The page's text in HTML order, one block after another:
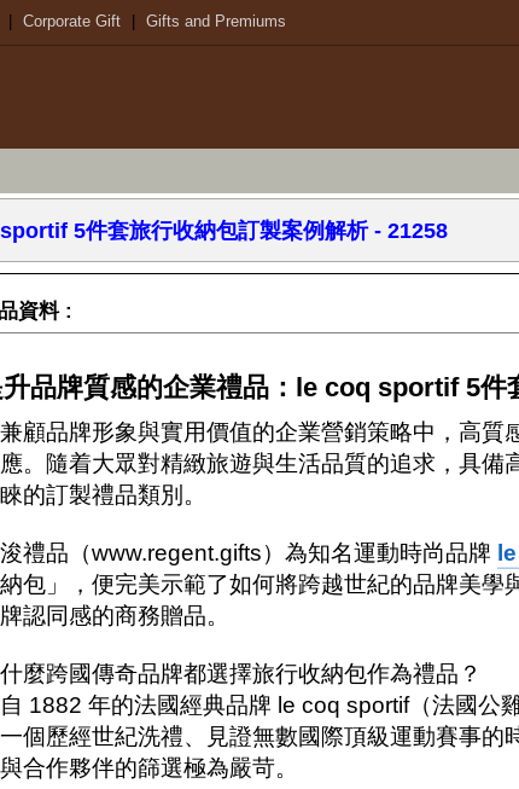
Corporate Gift Gifts and Premiums
5件套旅行收納包訂製案例解析 - 21258
資料 :
品牌質感的企業禮品：le coq sportif 5件
顧品牌形象與實用價值的企業營銷策略中，高質
。隨着大眾對精緻旅遊與生活品質的追求，具備
的訂製禮品類別。
禮品（www.regent.gifts）為知名運動時尚品牌
包」，便完美示範了如何將跨越世紀的品牌美學
認同感的商務贈品。
麼跨國傳奇品牌都選擇旅行收納包作為禮品？
1882 年的法國經典品牌 le coq sportif（法國公
個歷經世紀洗禮、見證無數國際頂級運動賽事的
合作夥伴的篩選極為嚴苛。